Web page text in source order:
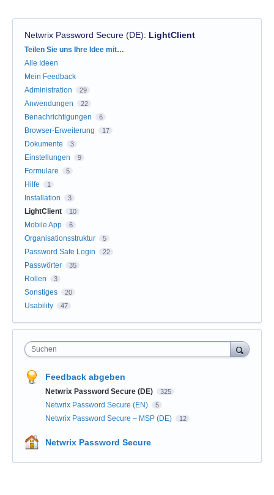
Netwrix Password Secure (DE): LightClient
Kategorien
Teilen Sie uns Ihre Idee mit…
Alle Ideen
Mein Feedback
Administration
29
Anwendungen 22
Benachrichtigungen 6
Browser-Erweiterung 17
Dokumente 3
Einstellungen 9
Formulare 5
Hilfe 1
Installation 3
LightClient 10
Mobile App 6
Organisationsstruktur 5
Password Safe Login 22
Passwörter 35
Rollen 3
Sonstiges 20
Usability 47
Suchen
Feedback abgeben
Netwrix Password Secure (DE) 325
Netwrix Password Secure (EN) 5
Netwrix Password Secure – MSP (DE) 12
Netwrix Password Secure